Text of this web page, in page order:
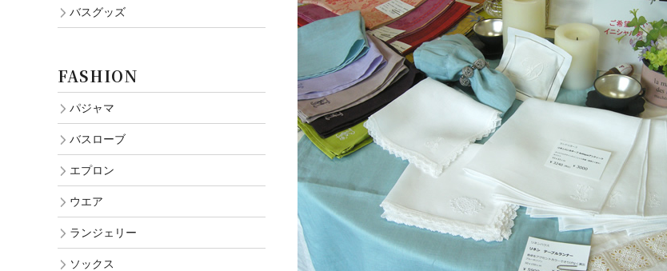
バスグッズ
FASHION
パジャマ
バスローブ
エプロン
ウエア
ランジェリー
ソックス